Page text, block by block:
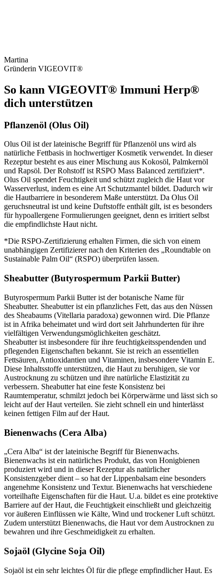
Martina
Gründerin VIGEOVIT®
So kann VIGEOVIT® Immuni Herp®
dich unterstützen
Pflanzenöl (Olus Oil)
Olus Oil ist der lateinische Begriff für Pflanzenöl uns wird als
natürliche Fettbasis in hochwertiger Kosmetik verwendet. In dieser
Rezeptur besteht es aus einer Mischung aus Kokosöl, Palmkernöl
und Rapsöl. Der Rohstoff ist RSPO Mass Balanced zertifiziert*.
Olus Oil spendet Feuchtigkeit und schützt zugleich die Haut vor
Wasserverlust, indem es eine Art Schutzmantel bildet. Dadurch wir
die Hautbarriere in besonderem Maße unterstützt. Da Olus Oil
geruchsneutral ist und keine Duftstoffe enthält gilt, ist es besonders
für hypoallergene Formulierungen geeignet, denn es irritiert selbst
die empfindlichste Haut nicht.
*Die RSPO-Zertifizierung erhalten Firmen, die sich von einem
unabhängigen Zertifizierer nach den Kriterien des „Roundtable on
Sustainable Palm Oil“ (RSPO) überprüfen lassen.
Sheabutter (Butyrospermum Parkii Butter)
Butyrospermum Parkii Butter ist der botanische Name für
Sheabutter. Sheabutter ist ein pflanzliches Fett, das aus den Nüssen
des Sheabaums (Vitellaria paradoxa) gewonnen wird. Die Pflanze
ist in Afrika beheimatet und wird dort seit Jahrhunderten für ihre
vielfältigen Verwendungsmöglichkeiten geschätzt.
Sheabutter ist insbesondere für ihre feuchtigkeitsspendenden und
pflegenden Eigenschaften bekannt. Sie ist reich an essentiellen
Fettsäuren, Antioxidantien und Vitaminen, insbesondere Vitamin E.
Diese Inhaltsstoffe unterstützen, die Haut zu beruhigen, sie vor
Austrocknung zu schützen und ihre natürliche Elastizität zu
verbessern. Sheabutter hat eine feste Konsistenz bei
Raumtemperatur, schmilzt jedoch bei Körperwärme und lässt sich so
leicht auf der Haut verteilen. Sie zieht schnell ein und hinterlässt
keinen fettigen Film auf der Haut.
Bienenwachs (Cera Alba)
„Cera Alba“ ist der lateinische Begriff für Bienenwachs.
Bienenwachs ist ein natürliches Produkt, das von Honigbienen
produziert wird und in dieser Rezeptur als natürlicher
Konsistenzgeber dient – so hat der Lippenbalsam eine besonders
angenehme Konsistenz und Textur. Bienenwachs hat verschiedene
vorteilhafte Eigenschaften für die Haut. U.a. bildet es eine protektive
Barriere auf der Haut, die Feuchtigkeit einschließt und gleichzeitig
vor äußeren Einflüssen wie Kälte, Wind und trockener Luft schützt.
Zudem unterstützt Bienenwachs, die Haut vor dem Austrocknen zu
bewahren und ihre Geschmeidigkeit zu erhalten.
Sojaöl (Glycine Soja Oil)
Sojaöl ist ein sehr leichtes Öl für die pflege empfindlicher Haut. Es